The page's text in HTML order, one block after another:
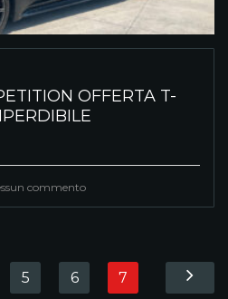
OFFERTA T-
commento
5 6 7